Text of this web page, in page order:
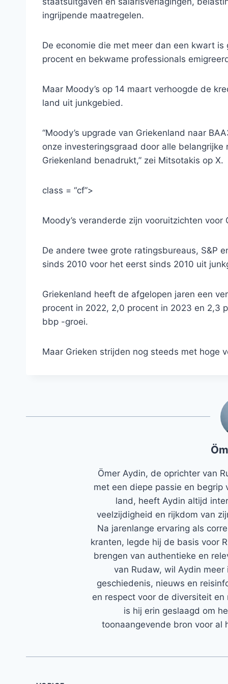
ingrijpende maatregelen.
De economie die met meer dan een kwart
procent en bekwame professionals
Maar Moody’s op 14 maart verhoogde de
land uit junkgebied.
“Moody’s upgrade van Griekenland naar
onze investeringsgraad door alle
Griekenland benadrukt,” zei Mitsotakis op X.
class = “cf”>
Moody’s veranderde zijn vooruitzichten
De andere twee grote ratingsbureaus, S&P
sinds 2010 voor het eerst sinds 2010 uit
Griekenland heeft de afgelopen jaren een
procent in 2022, 2,0 procent in 2023 en 2,3
bbp -groei.
Maar Grieken strijden nog steeds met hoge
Ömer Aydin, de oprichter van
met een diepe passie en begrip
land, heeft Aydin altijd
veelzijdigheid en rijkdom van
Na jarenlange ervaring als
kranten, legde hij de basis voor
brengen van authentieke en
van Rudaw, wil Aydin
geschiedenis, nieuws en
en respect voor de diversiteit
is hij erin geslaagd om
toonaangevende bron voor al